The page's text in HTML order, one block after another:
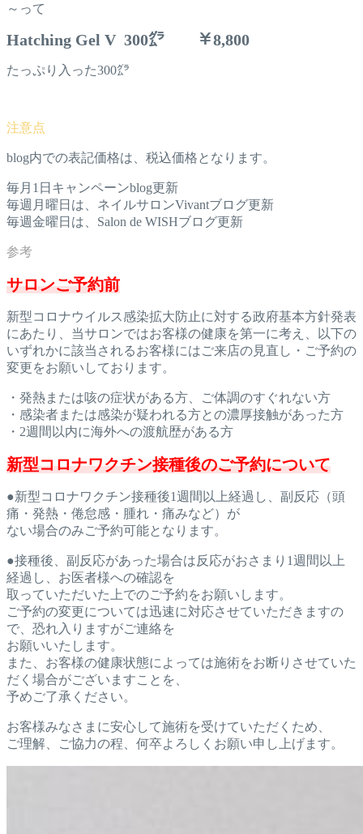
～って
Hatching Gel V 300㌘ ￥8,800
たっぷり入った300㌘
blog内での表記価格は、税込価格となります。
毎月1日キャンペーンblog更新
毎週月曜日は、ネイルサロンVivantブログ更新
毎週金曜日は、Salon de WISHブログ更新
サロンご予約前
新型コロナウイルス感染拡大防止に対する政府基本方針発表
にあた り、当サロンではお客様の健康を第一に考え、以下の
いずれかに該当されるお客様にはご来店の見直し・ご予約の
変更をお願いしてお ります。
・発熱または咳の症状がある方、ご体調のすぐれない方
・感染者または感染が疑われる方との濃厚接触があった方
・2週間以内に海外への渡航歴がある方
新型コロナワクチン接種後のご予約について
●新型コロナワクチン接種後1週間以上経過し、副反応（頭
痛・発熱・倦怠感・腫れ・痛みなど）が
ない場合のみご予約可能となります。
●接種後、副反応があった場合は反応がおさまり1週間以上
経過し、お医者様への確認を
取っていただいた上でのご予約をお願いします。
ご予約の変更については迅速に対応させていただきますの
で、恐れ入りますがご連絡を
お願いいたします。
また、お客様の健康状態に よっては施術をお断りさせていた
だく場合がございますことを、
予めご了承ください。
お客様みなさまに安心して施術を受けていただくため、
ご理解、ご協力の程、何卒よろしくお願い申し上げます。